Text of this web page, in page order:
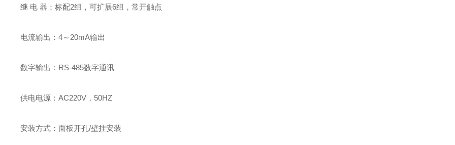
继 电 器：标配2组，可扩展6组，常开触点
电流输出：4～20mA输出
数字输出：RS-485数字通讯
供电电源：AC220V，50HZ
安装方式：面板开孔/壁挂安装